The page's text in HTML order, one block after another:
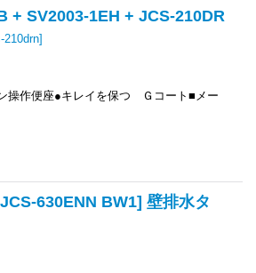
+ SV2003-1EH + JCS-210DR
210drn]
操作便座●キレイを保つ Ｇコート■メー
630ENN BW1] 壁排水タ